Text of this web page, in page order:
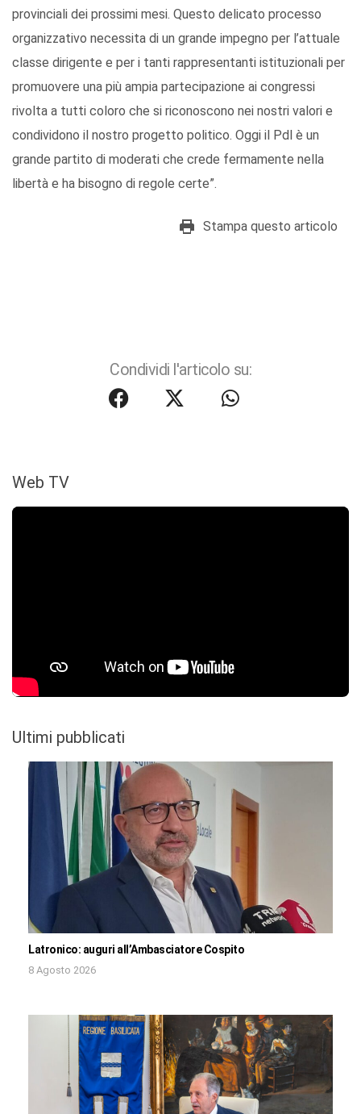
provinciali dei prossimi mesi. Questo delicato processo
organizzativo necessita di un grande impegno per l’attuale
classe dirigente e per i tanti rappresentanti istituzionali per
promuovere una più ampia partecipazione ai congressi
rivolta a tutti coloro che si riconoscono nei nostri valori e
condividono il nostro progetto politico. Oggi il Pdl è un
grande partito di moderati che crede fermamente nella
libertà e ha bisogno di regole certe”.
Stampa questo articolo
Condividi l'articolo su:
Web TV
Ultimi pubblicati
Latronico: auguri all’Ambasciatore Cospito
8 Agosto 2026